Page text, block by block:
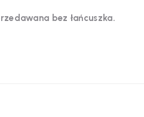
bez łańcuszka.